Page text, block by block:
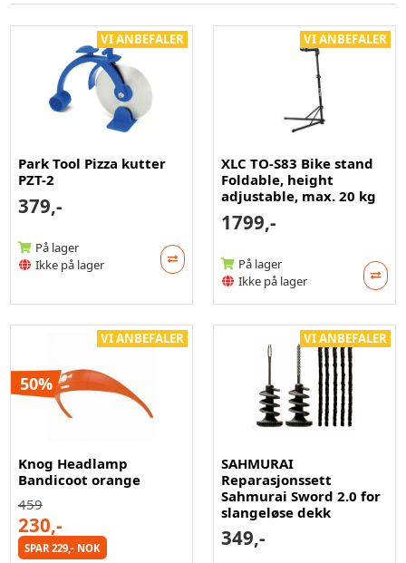
VI ANBEFALER
Park Tool Pizza kutter
PZT-2
379,-
På lager
Ikke på lager
VI ANBEFALER
XLC TO-S83 Bike stand
Foldable, height
adjustable, max. 20 kg
1799,-
På lager
Ikke på lager
VI ANBEFALER
50%
Knog Headlamp
Bandicoot orange
459
230,-
SPAR 229,- NOK
VI ANBEFALER
SAHMURAI
Reparasjonssett
Sahmurai Sword 2.0 for
slangeløse dekk
349,-